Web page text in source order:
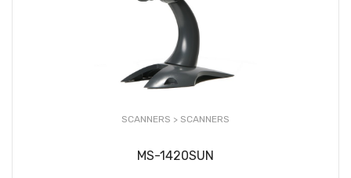
SCANNERS > SCANNERS
MS-1420SUN